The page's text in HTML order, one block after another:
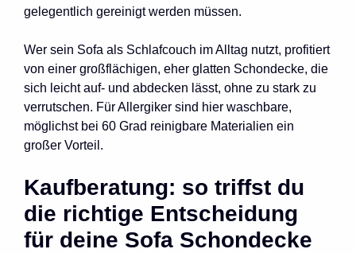
gelegentlich gereinigt werden müssen.
Wer sein Sofa als Schlafcouch im Alltag nutzt, profitiert
von einer großflächigen, eher glatten Schondecke, die
sich leicht auf- und abdecken lässt, ohne zu stark zu
verrutschen. Für Allergiker sind hier waschbare,
möglichst bei 60 Grad reinigbare Materialien ein
großer Vorteil.
Kaufberatung: so triffst du
die richtige Entscheidung
für deine Sofa Schondecke